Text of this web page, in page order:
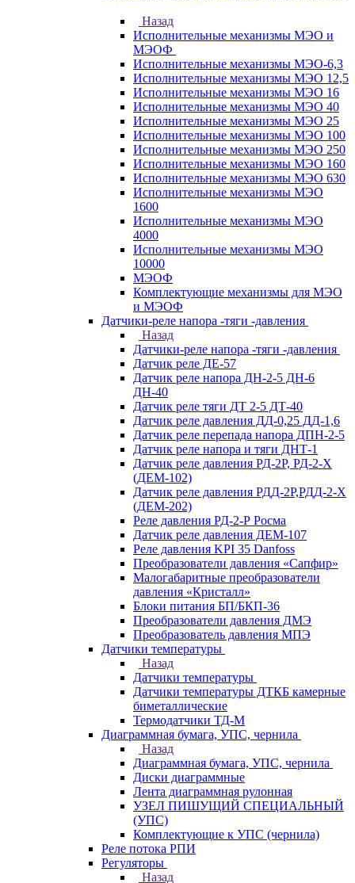
Назад
Исполнительные механизмы МЭО и
МЭОФ
Исполнительные механизмы МЭО-6,3
Исполнительные механизмы МЭО 12,5
Исполнительные механизмы МЭО 16
Исполнительные механизмы МЭО 40
Исполнительные механизмы МЭО 25
Исполнительные механизмы МЭО 100
Исполнительные механизмы МЭО 250
Исполнительные механизмы МЭО 160
Исполнительные механизмы МЭО 630
Исполнительные механизмы МЭО
1600
Исполнительные механизмы МЭО
4000
Исполнительные механизмы МЭО
10000
МЭОФ
Комплектующие механизмы для МЭО
и МЭОФ
Датчики-реле напора -тяги -давления
Назад
Датчики-реле напора -тяги -давления
Датчик реле ДЕ-57
Датчик реле напора ДН-2-5 ДН-6
ДН-40
Датчик реле тяги ДТ 2-5 ДТ-40
Датчик реле давления ДД-0,25 ДД-1,6
Датчик реле перепада напора ДПН-2-5
Датчик реле напора и тяги ДНТ-1
Датчик реле давления РД-2Р, РД-2-Х
(ДЕМ-102)
Датчик реле давления РДД-2Р,РДД-2-Х
(ДЕМ-202)
Реле давления РД-2-Р Росма
Датчик реле давления ДЕМ-107
Реле давления KPI 35 Danfoss
Преобразователи давления «Сапфир»
Малогабаритные преобразователи
давления «Кристалл»
Блоки питания БП/БКП-36
Преобразователи давления ДМЭ
Преобразователь давления МПЭ
Датчики температуры
Назад
Датчики температуры
Датчики температуры ДТКБ камерные
биметаллические
Термодатчики ТД-М
Диаграммная бумага, УПС, чернила
Назад
Диаграммная бумага, УПС, чернила
Диски диаграммные
Лента диаграммная рулонная
УЗЕЛ ПИШУЩИЙ СПЕЦИАЛЬНЫЙ
(УПС)
Комплектующие к УПС (чернила)
Реле потока РПИ
Регуляторы
Назад